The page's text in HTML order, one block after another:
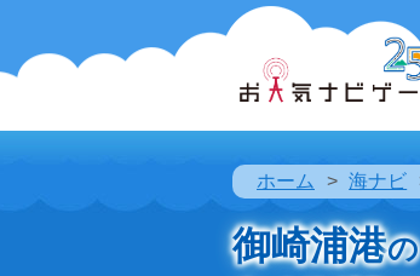
ホーム 海ナビ
御崎浦港の